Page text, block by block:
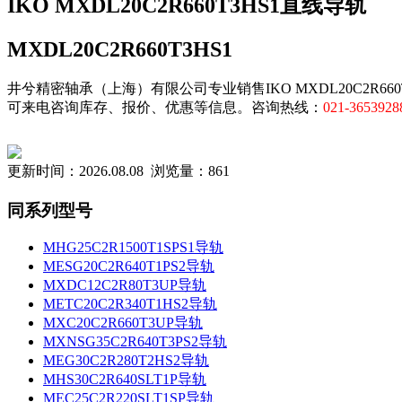
IKO MXDL20C2R660T3HS1直线导轨
MXDL20C2R660T3HS1
井兮精密轴承（上海）有限公司专业销售IKO
可来电咨询库存、报价、优惠等信息。咨询热线： 021-
更新时间：2026.08.08 浏览量：861
同系列型号
MHG25C2R1500T1SPS1导轨
MESG20C2R640T1PS2导轨
MXDC12C2R80T3UP导轨
METC20C2R340T1HS2导轨
MXC20C2R660T3UP导轨
MXNSG35C2R640T3PS2导轨
MEG30C2R280T2HS2导轨
MHS30C2R640SLT1P导轨
MEC25C2R220SLT1SP导轨